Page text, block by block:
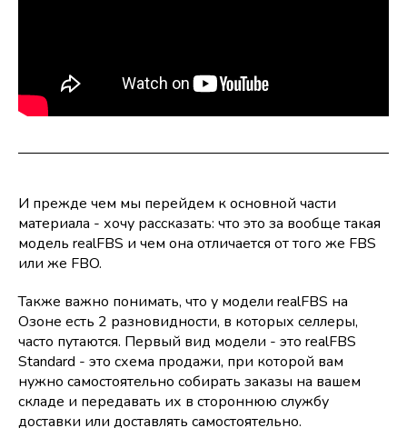
И прежде чем мы перейдем к основной части
материала - хочу рассказать: что это за вообще такая
модель realFBS и чем она отличается от того же FBS
или же FBO.
Также важно понимать, что у модели realFBS на
Озоне есть 2 разновидности, в которых селлеры,
часто путаются. Первый вид модели - это realFBS
Standard - это схема продажи, при которой вам
нужно самостоятельно собирать заказы на вашем
складе и передавать их в стороннюю службу
доставки или доставлять самостоятельно.